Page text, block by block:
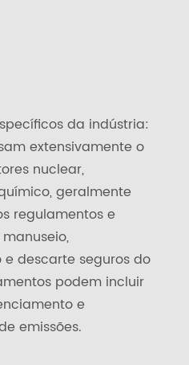
da indústria:
extensivamente o
nuclear,
geralmente
regulamentos e
descarte seguros do
podem incluir
e
emissões.